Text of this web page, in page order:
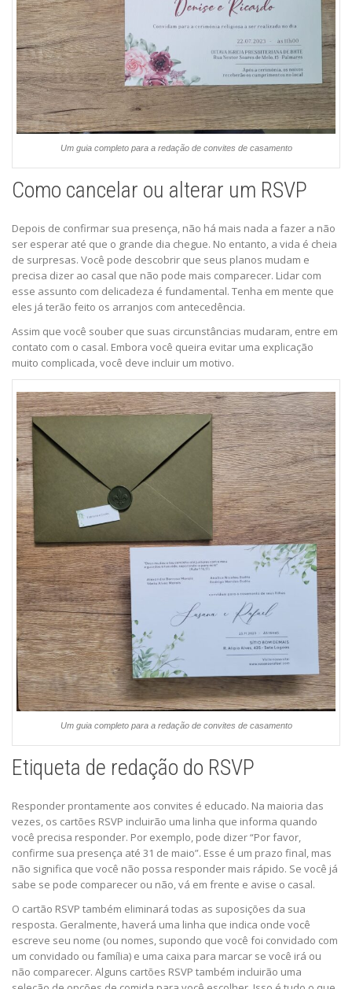
Um guia completo para a redação de convites de casamento
Como cancelar ou alterar um RSVP
Depois de confirmar sua presença, não há mais nada a fazer a não
ser esperar até que o grande dia chegue. No entanto, a vida é cheia
de surpresas. Você pode descobrir que seus planos mudam e
precisa dizer ao casal que não pode mais comparecer. Lidar com
esse assunto com delicadeza é fundamental. Tenha em mente que
eles já terão feito os arranjos com antecedência.
Assim que você souber que suas circunstâncias mudaram, entre em
contato com o casal. Embora você queira evitar uma explicação
muito complicada, você deve incluir um motivo.
Um guia completo para a redação de convites de casamento
Etiqueta de redação do RSVP
Responder prontamente aos convites é educado. Na maioria das
vezes, os cartões RSVP incluirão uma linha que informa quando
você precisa responder. Por exemplo, pode dizer “Por favor,
confirme sua presença até 31 de maio”. Esse é um prazo final, mas
não significa que você não possa responder mais rápido. Se você já
sabe se pode comparecer ou não, vá em frente e avise o casal.
O cartão RSVP também eliminará todas as suposições da sua
resposta. Geralmente, haverá uma linha que indica onde você
escreve seu nome (ou nomes, supondo que você foi convidado com
um convidado ou família) e uma caixa para marcar se você irá ou
não comparecer. Alguns cartões RSVP também incluirão uma